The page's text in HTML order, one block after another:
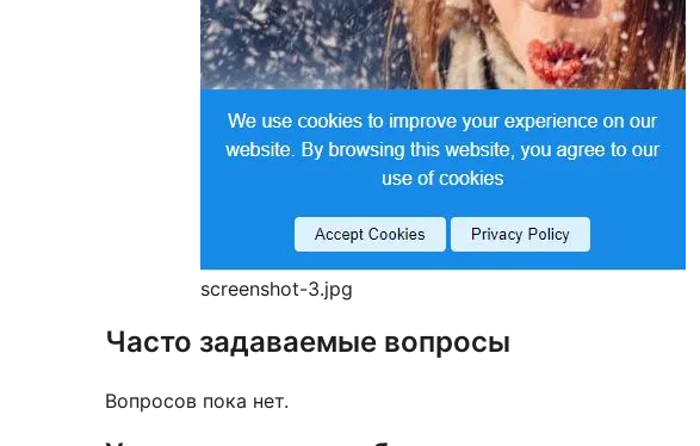
screenshot-3.jpg
Часто задаваемые вопросы
Вопросов пока нет.